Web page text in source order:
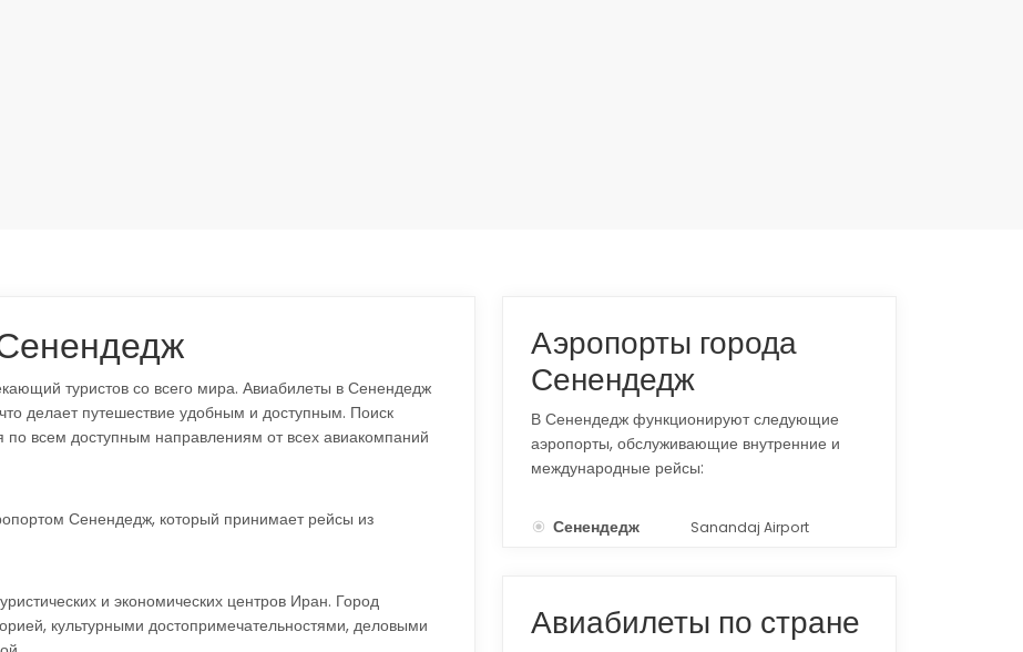
туристов со всего мира. Авиабилеты в Сенендедж
делает путешествие удобным и доступным. Поиск
всем доступным направлениям от всех авиакомпаний
Сенендедж, который принимает рейсы из
и экономических центров Иран. Город
культурными достопримечательностями, деловыми
Аэропорты города
Сенендедж
В Сенендедж функционируют следующие
аэропорты, обслуживающие внутренние и
международные рейсы:
Сенендедж Sanandaj Airport
Авиабилеты по стране